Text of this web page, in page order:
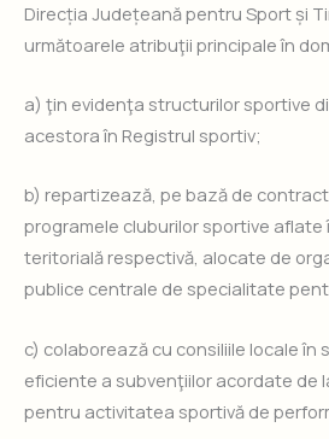
Direcția Județeană pentru Sport și
următoarele atribuţii principale în
a) ţin evidenţa structurilor sportive
acestora în Registrul sportiv;
b) repartizează, pe bază de
programele cluburilor sportive
teritorială respectivă, alocate de
publice centrale de specialitate
c) colaborează cu consiliile locale în
eficiente a subvenţiilor acordate de
pentru activitatea sportivă de